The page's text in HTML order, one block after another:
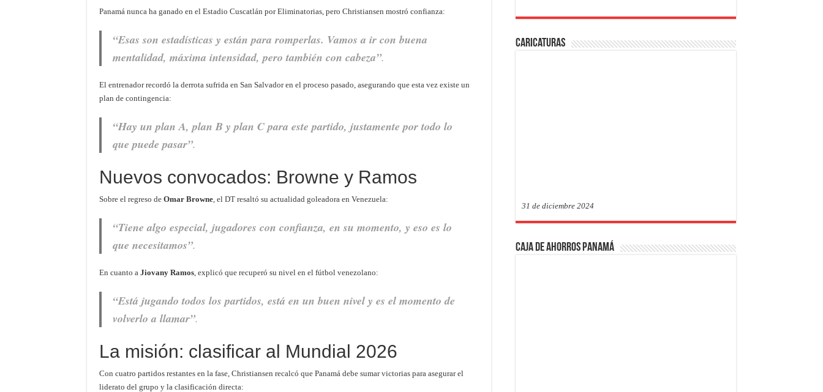
Panamá nunca ha ganado en el Estadio Cuscatlán por Eliminatorias, pero Christiansen mostró confianza:
“Esas son estadísticas y están para romperlas. Vamos a ir con buena
mentalidad, máxima intensidad, pero también con cabeza”.
El entrenador recordó la derrota sufrida en San Salvador en el proceso pasado, asegurando que esta vez existe un
plan de contingencia:
“Hay un plan A, plan B y plan C para este partido, justamente por todo lo
que puede pasar”.
Nuevos convocados: Browne y Ramos
Sobre el regreso de Omar Browne , el DT resaltó su actualidad goleadora en Venezuela:
“Tiene algo especial, jugadores con confianza, en su momento, y eso es lo
que necesitamos”.
En cuanto a Jiovany Ramos , explicó que recuperó su nivel en el fútbol venezolano:
“Está jugando todos los partidos, está en un buen nivel y es el momento de
volverlo a llamar”.
La misión: clasificar al Mundial 2026
Con cuatro partidos restantes en la fase, Christiansen recalcó que Panamá debe sumar victorias para asegurar el
liderato del grupo y la clasificación directa:
Caricaturas
31 de diciembre 2024
Caja de Ahorros Panamá